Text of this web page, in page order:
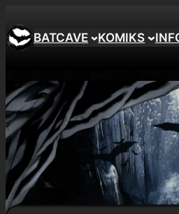
BATCAVE KOMIKS